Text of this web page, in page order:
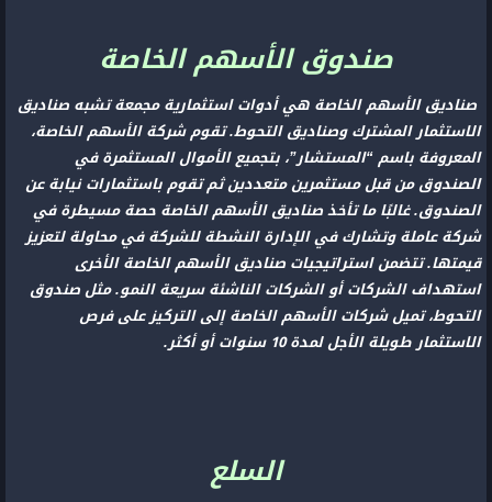
صندوق الأسهم الخاصة
صناديق الأسهم الخاصة هي أدوات استثمارية مجمعة تشبه صناديق
الاستثمار المشترك وصناديق التحوط. تقوم شركة الأسهم الخاصة،
المعروفة باسم “المستشار”، بتجميع الأموال المستثمرة في
الصندوق من قبل مستثمرين متعددين ثم تقوم باستثمارات نيابة عن
الصندوق. غالبًا ما تأخذ صناديق الأسهم الخاصة حصة مسيطرة في
شركة عاملة وتشارك في الإدارة النشطة للشركة في محاولة لتعزيز
قيمتها. تتضمن استراتيجيات صناديق الأسهم الخاصة الأخرى
استهداف الشركات أو الشركات الناشئة سريعة النمو. مثل صندوق
التحوط، تميل شركات الأسهم الخاصة إلى التركيز على فرص
الاستثمار طويلة الأجل لمدة 10 سنوات أو أكثر.
السلع